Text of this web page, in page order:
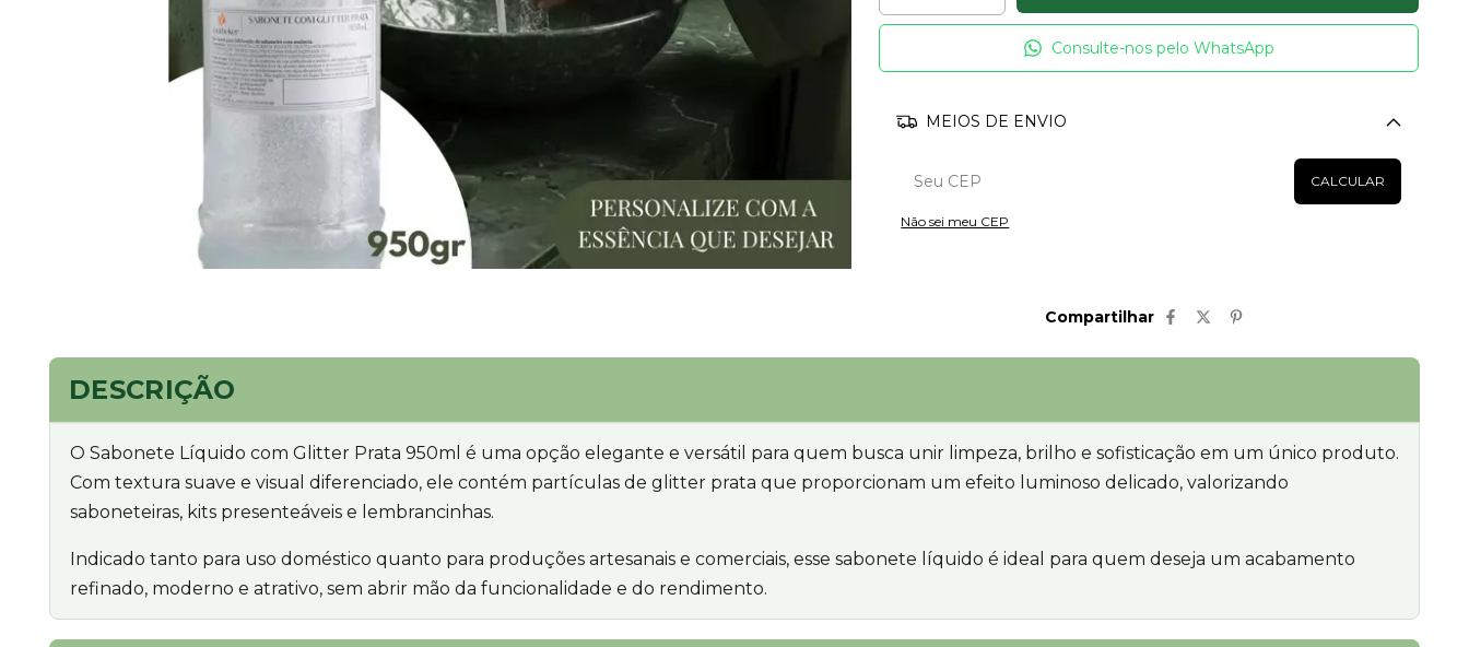
Consulte-nos pelo WhatsApp
MEIOS DE ENVIO
Alterar CEP
CALCULAR
Não sei meu CEP
Compartilhar
DESCRIÇÃO
O Sabonete Líquido com Glitter Prata 950ml é uma opção elegante e versátil para quem busca unir limpeza, brilho e sofisticação em um único produto.
Com textura suave e visual diferenciado, ele contém partículas de glitter prata que proporcionam um efeito luminoso delicado, valorizando
saboneteiras, kits presenteáveis e lembrancinhas.
Indicado tanto para uso doméstico quanto para produções artesanais e comerciais, esse sabonete líquido é ideal para quem deseja um acabamento
refinado, moderno e atrativo, sem abrir mão da funcionalidade e do rendimento.